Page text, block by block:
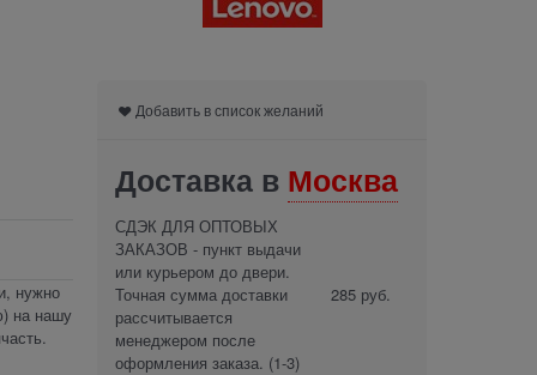
нужно
на нашу
Добавить в список желаний
Доставка в Москва
СДЭК ДЛЯ ОПТОВЫХ
ЗАКАЗОВ - пункт выдачи
или курьером до двери.
Точная сумма доставки
рассчитывается
менеджером после
оформления заказа. (1-3)
285 руб.